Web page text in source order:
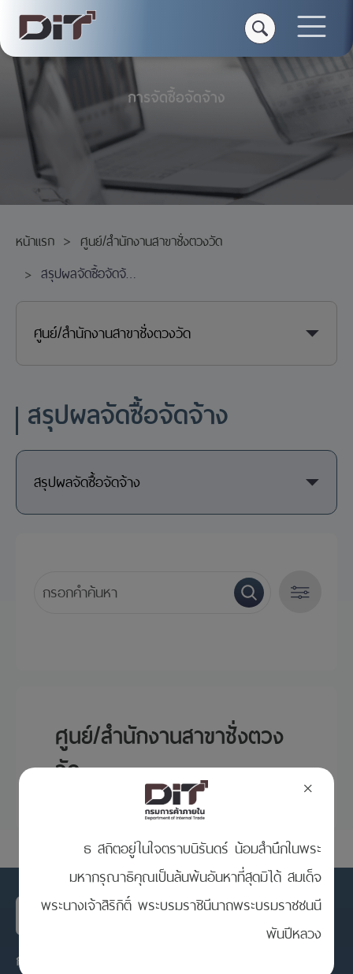
การจัดซื้อจัดจ้าง
หน้าแรก
ศูนย์/สำนักงานสาขาชั่งตวงวัด
สรุปผลจัดซื้อจัดจ้าง
ศูนย์/สำนักงานสาขาชั่งตวงวัด
สรุปผลจัดซื้อจัดจ้าง
สรุปผลจัดซื้อจัดจ้าง
ศูนย์/สำนักงานสาขาชั่งตวง
วัด
×
ธ สถิตอยู่ในใจตราบนิรันดร์ น้อมสำนึกในพระ
มหากรุณาธิคุณเป็นล้นพ้นอันหาที่สุดมิได้ สมเด็จ
พระนางเจ้าสิริกิติ์ พระบรมราชินีนาถพระบรมราชชนนี
พันปีหลวง
กรมการค้าภายใน กระทรวงพาณิชย์